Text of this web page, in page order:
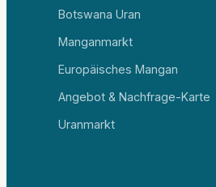
Botswana Uran
Manganmarkt
Europäisches Mangan
Angebot & Nachfrage-Karte
Uranmarkt